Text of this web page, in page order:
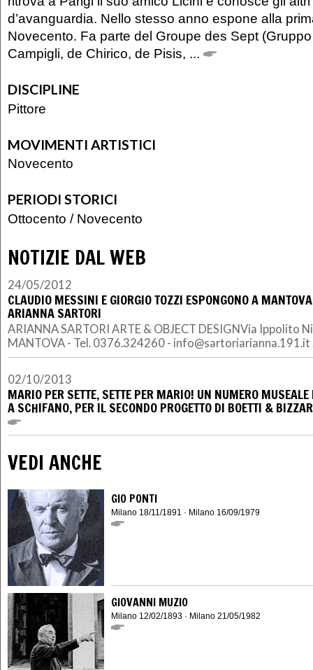
d’avanguardia. Nello stesso anno espone alla
Novecento. Fa parte del Groupe des Sept
Campigli, de Chirico, de Pisis, ...
DISCIPLINE
Pittore
MOVIMENTI ARTISTICI
Novecento
PERIODI STORICI
Ottocento / Novecento
NOTIZIE DAL WEB
24/05/2012
CLAUDIO MESSINI E GIORGIO TOZZI ESPONGONO A
ARIANNA SARTORI
ARIANNA SARTORI ARTE & OBJECT DESIGNVia Ippolito
MANTOVA - Tel. 0376.324260 - info@sartoriarianna.191.it
02/10/2013
MARIO PER SETTE, SETTE PER MARIO! UN NUMERO
A SCHIFANO, PER IL SECONDO PROGETTO DI BOETTI &
VEDI ANCHE
GIO PONTI
Milano 18/11/1891 · Milano 16/09/1979
GIOVANNI MUZIO
Milano 12/02/1893 · Milano 21/05/1982